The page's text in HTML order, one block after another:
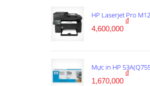
HP Laserjet Pro
4,600,000
đ
Mực in HP
1,670,000
đ